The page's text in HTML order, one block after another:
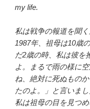
my life.
私は戦争の報道を聞
1987年、祖母は10歳
だ2歳の時、私は彼を
よ。まるで雨の様に
ね、絶対に死ぬもの
たのよ。」と言いまし
私は祖母の目を見つ